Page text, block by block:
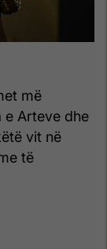
më
e Arteve dhe
vit në
të